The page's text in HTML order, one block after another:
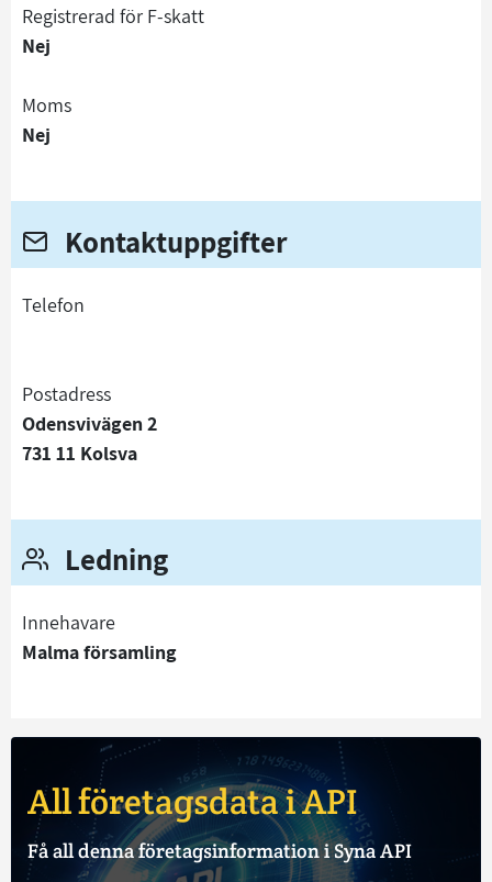
registrerad för F-skatt
Nej
Moms
Nej
Kontaktuppgifter
telefon
Postadress
Odensvivägen 2
731 11 Kolsva
Ledning
Innehavare
Malma församling
All företagsdata i API
Få all denna företagsinformation i Syna API